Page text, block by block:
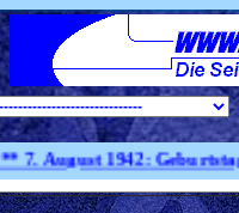
August1942:Geburtstag